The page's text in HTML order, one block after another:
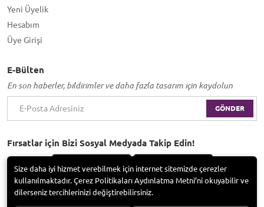
Yeni Üyelik
Hesabım
Üye Girişi
E-Bülten
En son haberler, bildirimler ve daha fazla tasarım için kaydolun
GÖNDER
Fırsatlar için Bizi Sosyal Medyada Takip Edin!
Size daha iyi hizmet verebilmek için internet sitemizde çerezler
kullanılmaktadır. Çerez Politikaları Aydınlatma Metni’ni okuyabilir ve
dilerseniz tercihlerinizi değiştirebilirsiniz.